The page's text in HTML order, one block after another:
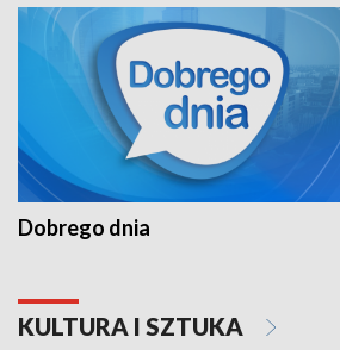
Dobrego dnia
KULTURA I SZTUKA